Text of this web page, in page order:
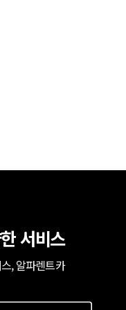
서비스
, 알파렌트카